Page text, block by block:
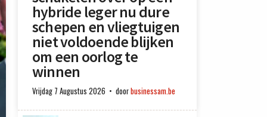
hybride leger nu dure
schepen en vliegtuigen
niet voldoende blijken
om een oorlog te
winnen
Vrijdag 7 Augustus 2026 doorbusinessam.be